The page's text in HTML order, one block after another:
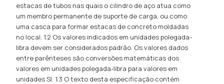
estacas de tubos nas quais o cilindro de aço atua como
um membro permanente de suporte de carga, ou como
uma casca para formar estacas de concreto moldadas
no local. 1.2 Os valores indicados em unidades polegada-
libra devem ser considerados padrão. Os valores dados
entre parênteses são conversões matemáticas dos
valores em unidades polegada-libra para valores em
unidades SI. 1.3 O texto desta especificação contém